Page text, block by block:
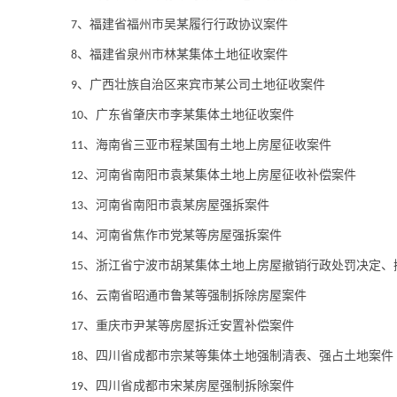
7、福建省福州市吴某履行行政协议案件
8、福建省泉州市林某集体土地征收案件
9、广西壮族自治区来宾市某公司土地征收案件
10、广东省肇庆市李某集体土地征收案件
11、海南省三亚市程某国有土地上房屋征收案件
12、河南省南阳市袁某集体土地上房屋征收补偿案件
13、河南省南阳市袁某房屋强拆案件
14、河南省焦作市党某等房屋强拆案件
15、浙江省宁波市胡某集体土地上房屋撤销行政处罚决定
16、云南省昭通市鲁某等强制拆除房屋案件
17、重庆市尹某等房屋拆迁安置补偿案件
18、四川省成都市宗某等集体土地强制清表、强占土地案件
19、四川省成都市宋某房屋强制拆除案件